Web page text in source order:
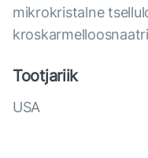
mikrokristalne
Tootjariik
USA